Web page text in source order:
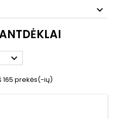

165 prekės(-ių)